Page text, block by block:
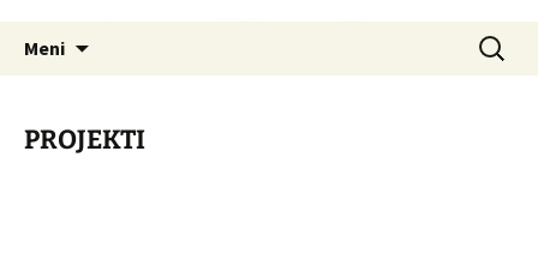
vsebino
Meni Išči:
PROJEKTI